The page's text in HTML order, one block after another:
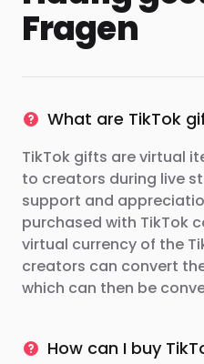
Fragen
What are TikTok
TikTok gifts are virtual
to creators during live
support and
purchased with TikTok
virtual currency of the
creators can convert
which can then be
How can I buy